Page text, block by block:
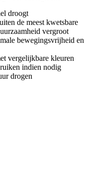
droogt
de meest kwetsbare
vergroot
bewegingsvrijheid en
vergelijkbare kleuren
indien nodig
drogen